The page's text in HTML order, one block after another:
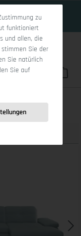
Du hast 0
R
zu
funktioniert
und allen, die
stimmen Sie der
Sie natürlich
Sie auf